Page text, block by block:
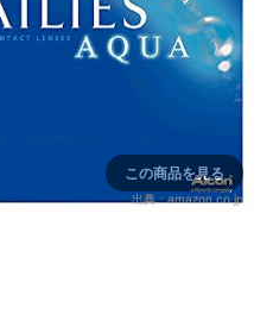
この商品を見る
出典：amazon.co.jp